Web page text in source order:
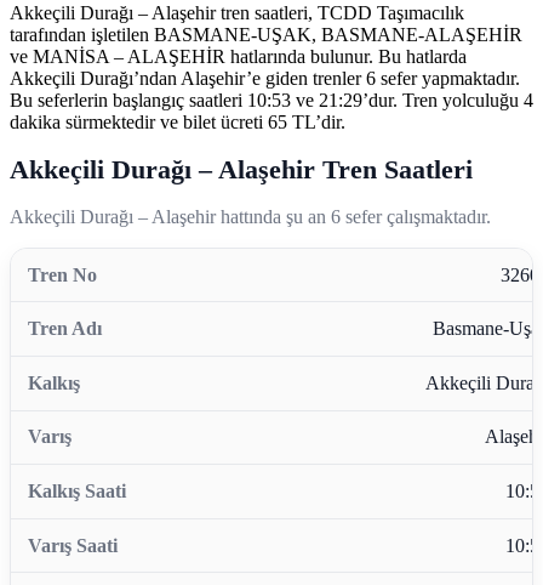
Akkeçili Durağı – Alaşehir tren saatleri, TCDD Taşımacılık
tarafından işletilen BASMANE-UŞAK, BASMANE-ALAŞEHİR
ve MANİSA – ALAŞEHİR hatlarında bulunur. Bu hatlarda
Akkeçili Durağı’ndan Alaşehir’e giden trenler 6 sefer yapmaktadır.
Bu seferlerin başlangıç saatleri 10:53 ve 21:29’dur. Tren yolculuğu 4
dakika sürmektedir ve bilet ücreti 65 TL’dir.
Akkeçili Durağı – Alaşehir Tren Saatleri
Akkeçili Durağı – Alaşehir hattında şu an 6 sefer çalışmaktadır.
Basmane-
Akkeçili